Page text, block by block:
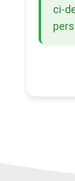
ci-